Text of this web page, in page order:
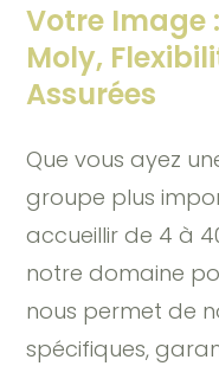
Votre Image
Moly,
Assurées
Que vous ayez
groupe plus
accueillir de 4 à
notre domaine
nous permet de
spécifiques,